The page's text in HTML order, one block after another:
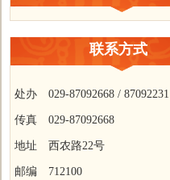
联系方式
处办 029-87092668 / 87092231
传真 029-87092668
地址 西农路22号
邮编 712100